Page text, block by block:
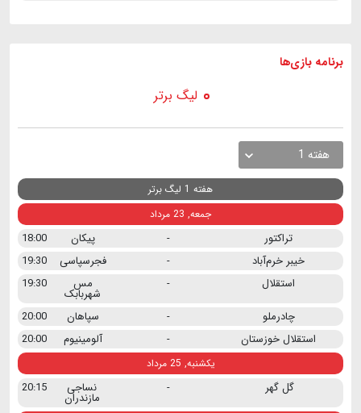
برنامه بازی ها
لیگ برتر
هفته 1
هفته 1 لیگ برتر
جمعه, 23 مرداد
تراکتور - پیکان
18:00
خیبر خرم‌آباد
- فجرسپاسی
19:30
استقلال
- مس
شهربابک
19:30
چادرملو
- سپاهان
20:00
استقلال خوزستان
- آلومینیوم 20:00
یکشنبه, 25 مرداد
گل گهر - نساجی
مازندران
20:15